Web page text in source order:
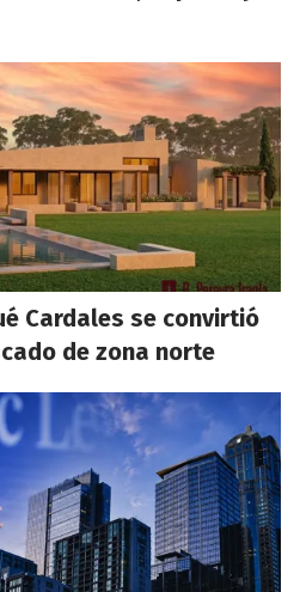
Cardales se convirtió
de zona norte